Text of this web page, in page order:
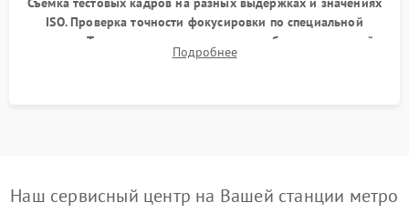
ISO. Проверка точности фокусировки по специальной
мишени. Тест записи на карту памяти, работы встроенной
вспышки, микрофона и всех кнопок управления.
Подробнее
Наш сервисный центр на Вашей станции метро